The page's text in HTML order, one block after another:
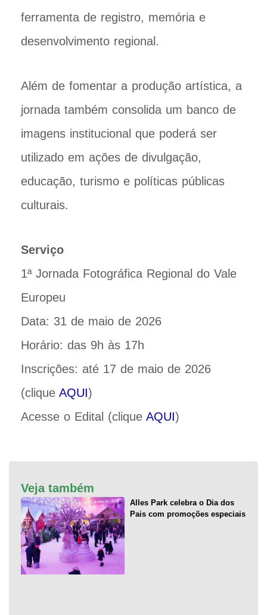
ferramenta de registro, memória e
desenvolvimento regional.
Além de fomentar a produção artística, a
jornada também consolida um banco de
imagens institucional que poderá ser
utilizado em ações de divulgação,
educação, turismo e políticas públicas
culturais.
Serviço
1ª Jornada Fotográfica Regional do Vale
Europeu
Data: 31 de maio de 2026
Horário: das 9h às 17h
Inscrições: até 17 de maio de 2026
(clique AQUI)
Acesse o Edital (clique AQUI)
Veja também
Alles Park celebra o Dia dos
Pais com promoções especiais